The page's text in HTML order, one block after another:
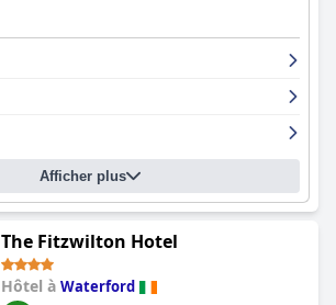
Afficher plus
The Fitzwilton Hotel
Hôtel à Waterford